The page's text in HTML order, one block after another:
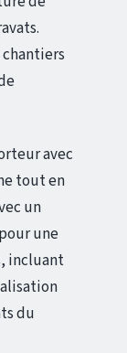
avec
tout en
un
une
incluant
du